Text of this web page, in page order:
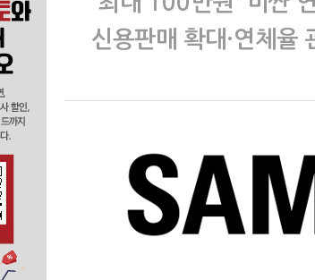
신용판매 확대·연체율